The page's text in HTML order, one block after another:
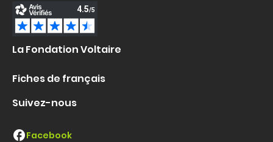
La Fondation Voltaire
Fiches de français
Suivez-nous
Facebook